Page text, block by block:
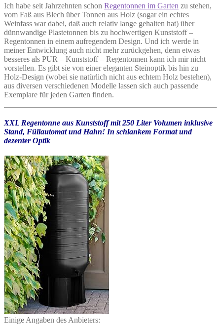
Ich habe seit Jahrzehnten schon Regentonnen im Garten zu stehen,
vom Faß aus Blech über Tonnen aus Holz (sogar ein echtes
Weinfass war dabei, daß auch relativ lange gehalten hat) über
dünnwandige Plastetonnen bis zu hochwertigen Kunststoff –
Regentonnen in einem aufregendem Design. Und ich werde in
meiner Entwicklung auch nicht mehr zurückgehen, denn etwas
besseres als PUR – Kunststoff – Regentonnen kann ich mir nicht
vorstellen. Es gibt sie von einer eleganten Steinoptik bis hin zu
Holz-Design (wobei sie natürlich nicht aus echtem Holz bestehen),
aus diversen verschiedenen Modelle lassen sich auch passende
Exemplare für jeden Garten finden.
XXL Regentonne aus Kunststoff mit 250 Liter Volumen inklusive
Stand, Füllautomat und Hahn! In schlankem Format und
dezenter Optik
Einige Angaben des Anbieters: